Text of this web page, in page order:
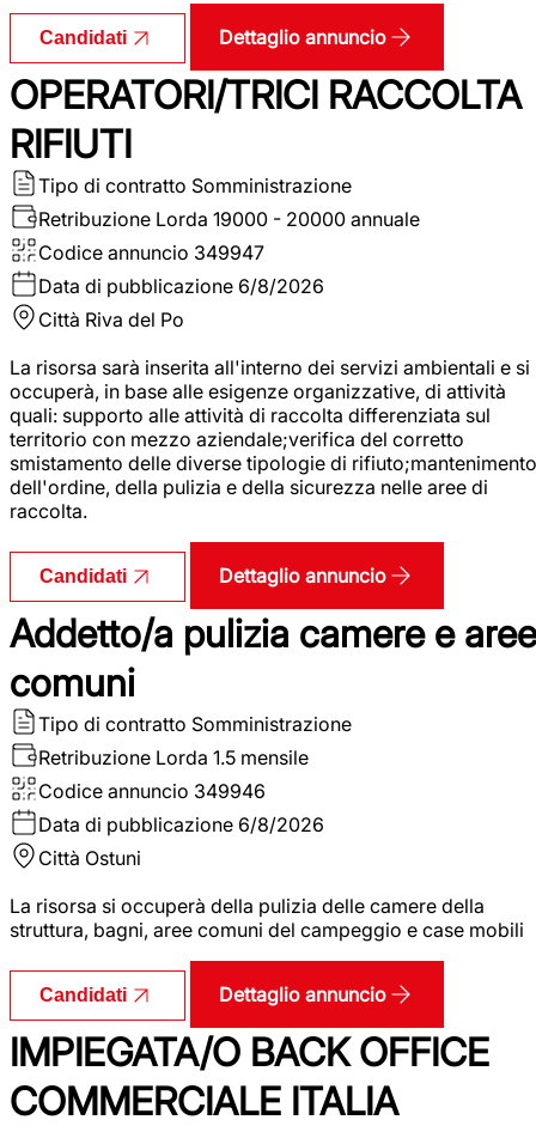
Candidati Dettaglio annuncio
OPERATORI/TRICI RACCOLTA
RIFIUTI
Tipo di contratto Somministrazione
Retribuzione Lorda 19000 - 20000 annuale
Codice annuncio 349947
Data di pubblicazione 6/8/2026
Città Riva del Po
La risorsa sarà inserita all'interno dei servizi ambientali e si
occuperà, in base alle esigenze organizzative, di attività
quali: supporto alle attività di raccolta differenziata sul
territorio con mezzo aziendale;verifica del corretto
smistamento delle diverse tipologie di rifiuto;mantenimento
dell'ordine, della pulizia e della sicurezza nelle aree di
raccolta.
Candidati Dettaglio annuncio
Addetto/a pulizia camere e aree
comuni
Tipo di contratto Somministrazione
Retribuzione Lorda 1.5 mensile
Codice annuncio 349946
Data di pubblicazione 6/8/2026
Città Ostuni
La risorsa si occuperà della pulizia delle camere della
struttura, bagni, aree comuni del campeggio e case mobili
Candidati Dettaglio annuncio
IMPIEGATA/O BACK OFFICE
COMMERCIALE ITALIA